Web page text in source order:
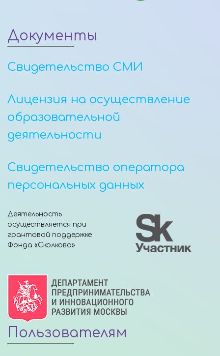
Документы
Свидетельство СМИ
Лицензия на осуществление
образовательной
деятельности
Свидетельство оператора
персональных данных
Деятельность
осуществляется при
грантовой поддержке
Фонда «Сколково»
Пользователям